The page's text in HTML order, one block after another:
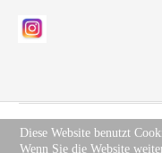
Diese Website benutzt
Wenn Sie die Website